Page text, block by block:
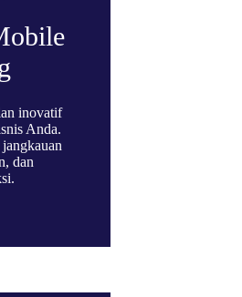
inovatif
Anda.
dan